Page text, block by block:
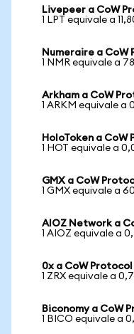
Livepeer a CoW
1 LPT equivale a
Numeraire a CoW
1 NMR equivale a
Arkham a CoW
1 ARKM equivale a
HoloToken a CoW
1 HOT equivale a
GMX a CoW
1 GMX equivale a
AIOZ Network a
1 AIOZ equivale a
0x a CoW Protocol
1 ZRX equivale a
Biconomy a CoW
1 BICO equivale a